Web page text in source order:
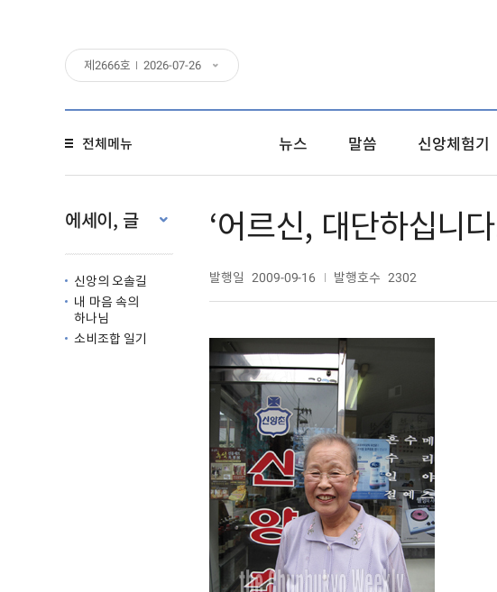
제 2666호 2026-07-26
전체메뉴 뉴스 말씀 신앙체험기
에세이, 글
신앙의 오솔길
내 마음 속의
하나님
소비조합 일기
‘어르신, 대단하십니
발행일 2009-09-16 발행호수 2302